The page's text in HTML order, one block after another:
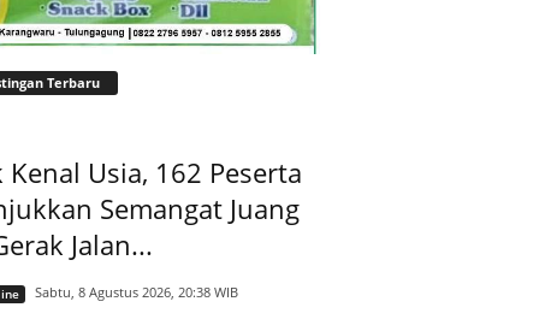
Terbaru
Kenal Usia, 162 Peserta
Semangat Juang
Jalan...
Sabtu, 8 Agustus 2026, 20:38 WIB